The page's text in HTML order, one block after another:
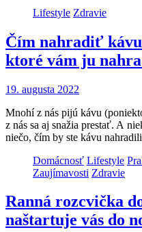
Lifestyle Zdravie
Čím nahradiť
ktoré vám ju
19. augusta 2022
Mnohí z nás pijú kávu
z nás sa aj snažia prestať. A
niečo, čím by ste kávu
Domácnosť Lifestyle
Zaujímavosti Zdravie
Ranná rozcvička
naštartuje vás do